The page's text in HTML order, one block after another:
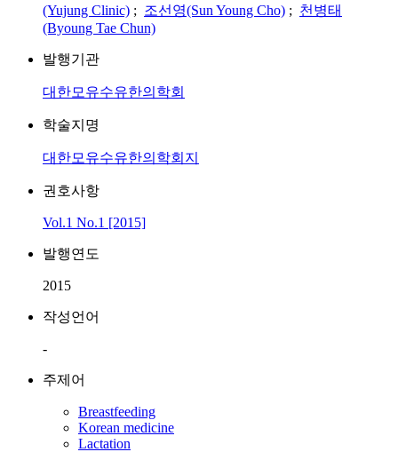
(Yujung Clinic) ; 조선영(Sun Young Cho) ; 천병태
(Byoung Tae Chun)
발행기관
대한모유수유한의학회
학술지명
대한모유수유한의학회지
권호사항
Vol.1 No.1 [2015]
발행연도
2015
작성언어
-
주제어
Breastfeeding
Korean medicine
Lactation